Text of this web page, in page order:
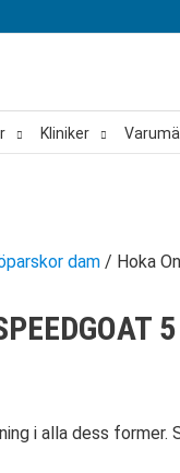
Kliniker
dam / Hoka
i alla dess former.